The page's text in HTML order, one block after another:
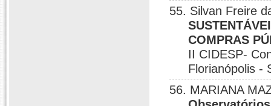
55. Silvan Freire
COMPRAS
II CIDESP-
Florianópolis -
56. MARIANA